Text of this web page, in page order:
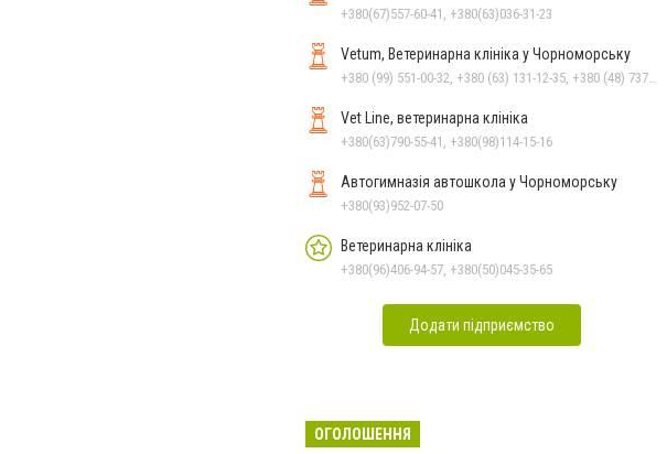
+380(67)557-60-41, +380(63)036-31-23
Vetum, Ветеринарна клініка у Чорноморську
Vet Line, ветеринарна клініка
+380(63)790-55-41, +380(98)114-15-16
Автогимназія автошкола у Чорноморську
+380(93)952-07-50
Ветеринарна клініка
+380(96)406-94-57, +380(50)045-35-65
Додати підприємство
ОГОЛОШЕННЯ